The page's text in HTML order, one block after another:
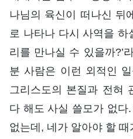
나님의 육신이 떠나신 뒤
로 나타나 다시 사역을
리를 만나실 수 있을까?’
분 사람은 이런 외적인
그리스도의 본질과 전혀
다 해도 사실 쓸모가 없
없는데, 네가 알아야 할